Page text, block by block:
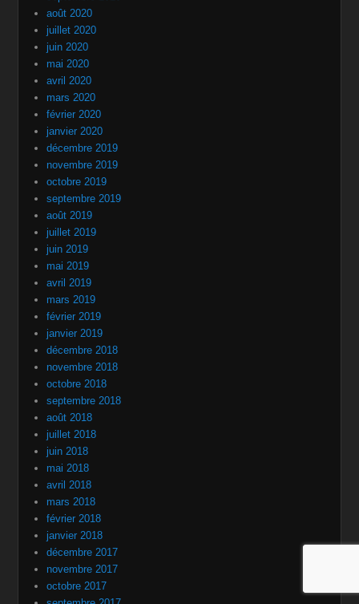
août 2020
juillet 2020
juin 2020
mai 2020
avril 2020
mars 2020
février 2020
janvier 2020
décembre 2019
novembre 2019
octobre 2019
septembre 2019
août 2019
juillet 2019
juin 2019
mai 2019
avril 2019
mars 2019
février 2019
janvier 2019
décembre 2018
novembre 2018
octobre 2018
septembre 2018
août 2018
juillet 2018
juin 2018
mai 2018
avril 2018
mars 2018
février 2018
janvier 2018
décembre 2017
novembre 2017
octobre 2017
septembre 2017